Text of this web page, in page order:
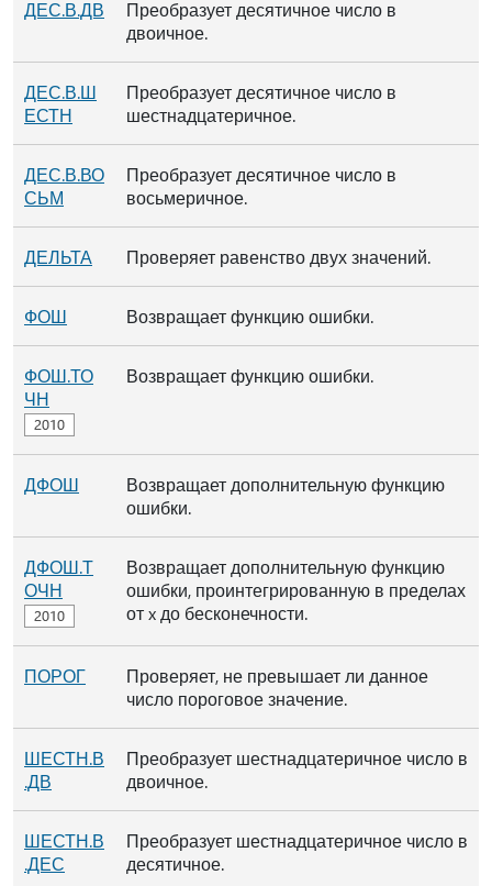
ДЕС.В.ДВ
Преобразует десятичное число в
двоичное.
ДЕС.В.Ш
ЕСТН
Преобразует десятичное число в
шестнадцатеричное.
ДЕС.В.ВО
СЬМ
Преобразует десятичное число в
восьмеричное.
ДЕЛЬТА Проверяет равенство двух значений.
ФОШ Возвращает функцию ошибки.
ФОШ.ТО
ЧН
Возвращает функцию ошибки.
ДФОШ
Возвращает дополнительную функцию
ошибки.
ДФОШ.Т
ОЧН
Возвращает дополнительную функцию
ошибки, проинтегрированную в пределах
от x до бесконечности.
ПОРОГ
Проверяет, не превышает ли данное
число пороговое значение.
ШЕСТН.В
.ДВ
Преобразует шестнадцатеричное число в
двоичное.
ШЕСТН.В
.ДЕС
Преобразует шестнадцатеричное число в
десятичное.